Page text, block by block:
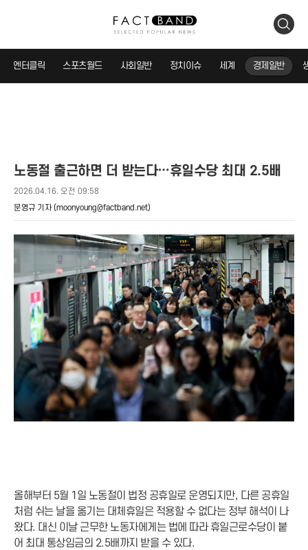
검
엔터클릭 스포츠월드 사회일반 정치이슈 세계 경제일반
노동절 출근하면 더 받는다…휴일수당 최대 2.5배
2026.04.16. 오전 09:58
문영규 기자 (moonyoung@factband.net)
올해부터 5월 1일 노동절이 법정 공휴일로 운영되지만, 다른 공휴일
처럼 쉬는 날을 옮기는 대체휴일은 적용할 수 없다는 정부 해석이 나
왔다. 대신 이날 근무한 노동자에게는 법에 따라 휴일근로수당이 붙
어 최대 통상임금의 2.5배까지 받을 수 있다.